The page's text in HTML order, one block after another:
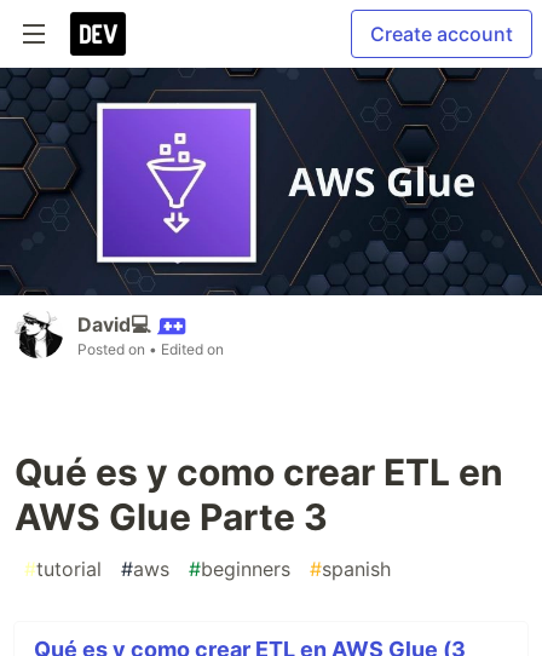
Create account
David💻
Posted on • Edited on
Qué es y como crear ETL en
AWS Glue Parte 3
#tutorial #aws #beginners #spanish
Qué es y como crear ETL en AWS Glue (3